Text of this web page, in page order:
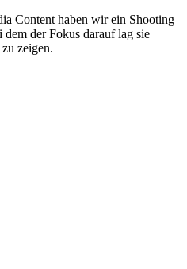
Content haben wir ein Shooting
der Fokus darauf lag sie
zeigen.